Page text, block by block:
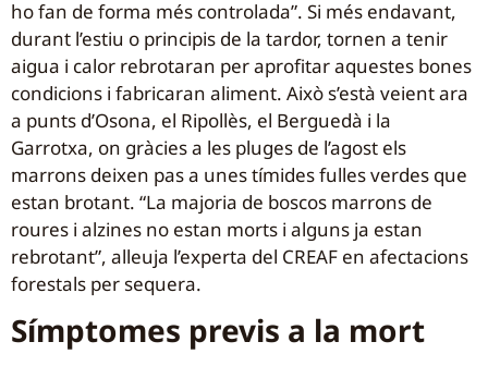
ho fan de forma més controlada”. Si més endavant,
durant l’estiu o principis de la tardor, tornen a tenir
aigua i calor rebrotaran per aprofitar aquestes bones
condicions i fabricaran aliment. Això s’està veient ara
a punts d’Osona, el Ripollès, el Berguedà i la
Garrotxa, on gràcies a les pluges de l’agost els
marrons deixen pas a unes tímides fulles verdes que
estan brotant. “La majoria de boscos marrons de
roures i alzines no estan morts i alguns ja estan
rebrotant”, alleuja l’experta del CREAF en afectacions
forestals per sequera.
Símptomes previs a la mort